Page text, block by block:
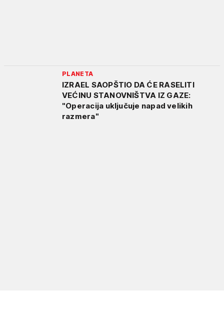
PLANETA
IZRAEL SAOPŠTIO DA ĆE RASELITI
VEĆINU STANOVNIŠTVA IZ GAZE:
"Operacija uključuje napad velikih
razmera"